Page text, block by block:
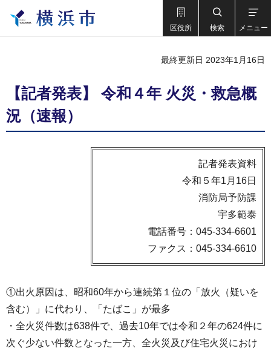
区役所 検索 メニュー
最終更新日 2023年1月16日
【記者発表】 令和４年 火災・救急概
況（速報）
記者発表資料
令和５年1月16日
消防局予防課
宇多範泰
電話番号：045-334-6601
ファクス：045-334-6610
①出火原因は、昭和60年から連続第１位の「放火（疑いを
含む）」に代わり、「たばこ」が最多
・全火災件数は638件で、過去10年では令和２年の624件に
次ぐ少ない件数となった一方、全火災及び住宅火災におけ